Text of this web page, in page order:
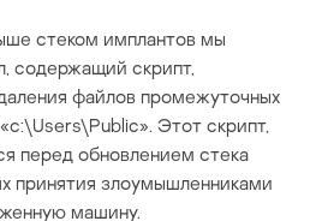
стеком имплантов мы
содержащий скрипт,
файлов промежуточных
Этот скрипт,
перед обновлением стека
принятия злоумышленниками
машину.